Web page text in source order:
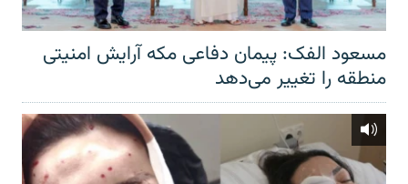
مسعود الفک: پیمان دفاعی مکه آرایش امنیتی
منطقه را تغییر می‌دهد